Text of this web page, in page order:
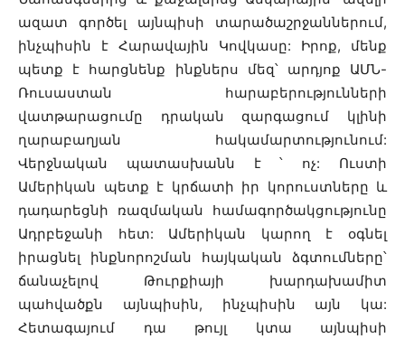
ազատ գործել այնպիսի տարածաշրջաններում,
ինչպիսին է Հարավային Կովկասը: Իրոք, մենք
պետք է հարցնենք ինքներս մեզ՝ արդյոք ԱՄՆ-
Ռուսաստան հարաբերությունների
վատթարացումը դրական զարգացում կլինի
ղարաբաղյան հակամարտությունում:
Վերջնական պատասխանն է ՝
ոչ: Ուստի
Ամերիկան պետք է կրճատի իր կորուստները և
դադարեցնի ռազմական համագործակցությունը
Ադրբեջանի հետ: Ամերիկան կարող է օգնել
իրացնել ինքնորոշման հայկական ձգտումները՝
ճանաչելով Թուրքիայի խարդախամիտ
պահվածքն այնպիսին, ինչպիսին այն կա:
Հետագայում դա թույլ կտա այնպիսի